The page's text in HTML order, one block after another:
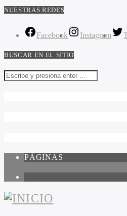
NUESTRAS REDES
Facebook Instagram
BUSCAR EN EL SITIO
PÁGINAS